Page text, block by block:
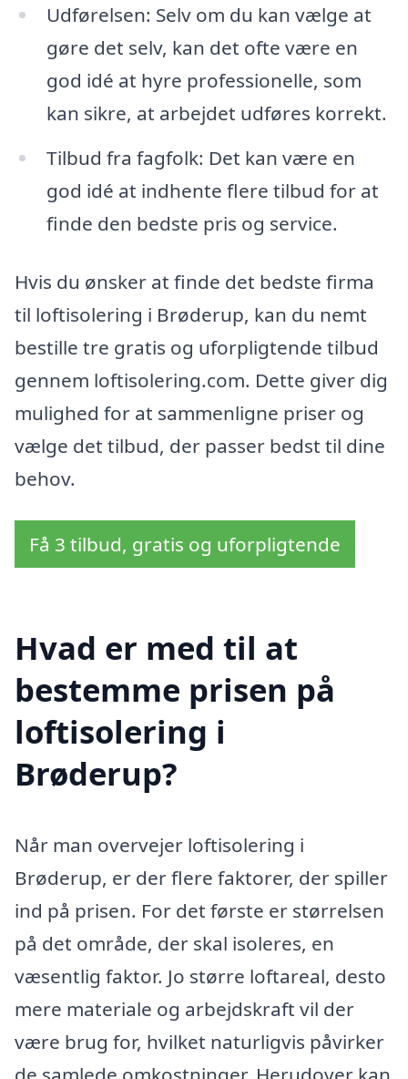
Udførelsen: Selv om du kan vælge at
gøre det selv, kan det ofte være en
god idé at hyre professionelle, som
kan sikre, at arbejdet udføres korrekt.
Tilbud fra fagfolk: Det kan være en
god idé at indhente flere tilbud for at
finde den bedste pris og service.
Hvis du ønsker at finde det bedste firma
til loftisolering i Brøderup, kan du nemt
bestille tre gratis og uforpligtende tilbud
gennem loftisolering.com. Dette giver dig
mulighed for at sammenligne priser og
vælge det tilbud, der passer bedst til dine
behov.
Få 3 tilbud, gratis og uforpligtende
Hvad er med til at
bestemme prisen på
loftisolering i
Brøderup?
Når man overvejer loftisolering i
Brøderup, er der flere faktorer, der spiller
ind på prisen. For det første er størrelsen
på det område, der skal isoleres, en
væsentlig faktor. Jo større loftareal, desto
mere materiale og arbejdskraft vil der
være brug for, hvilket naturligvis påvirker